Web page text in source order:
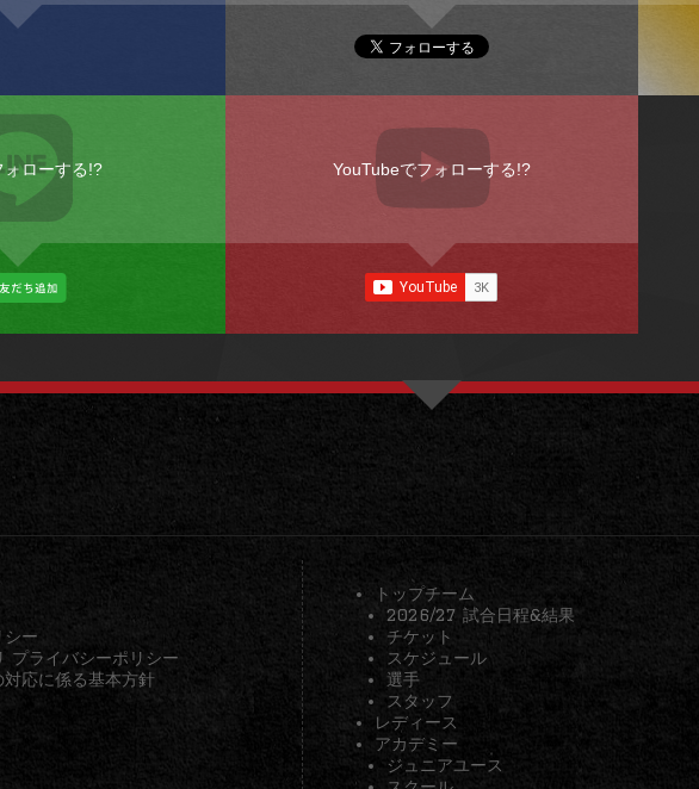
ォローする!? YouTubeでフォローする!?
シー
プライバシーポリシー
応に係る基本方針
トップチーム
2026/27 試合日程&結果
チケット
スケジュール
選手
スタッフ
レディース
アカデミー
ジュニアユース